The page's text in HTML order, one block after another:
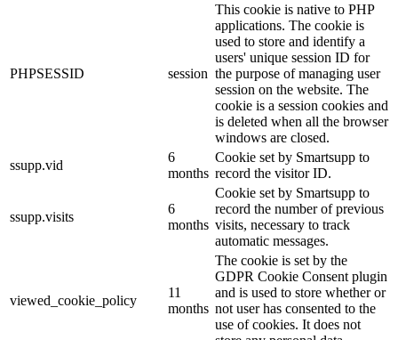
PHPSESSID session
This cookie is native to PHP
applications. The cookie is
used to store and identify a
users' unique session ID for
the purpose of managing user
session on the website. The
cookie is a session cookies and
is deleted when all the browser
windows are closed.
ssupp.vid
6
months
Cookie set by Smartsupp to
record the visitor ID.
ssupp.visits
6
months
Cookie set by Smartsupp to
record the number of previous
visits, necessary to track
automatic messages.
viewed_cookie_policy
11
months
The cookie is set by the
GDPR Cookie Consent plugin
and is used to store whether or
not user has consented to the
use of cookies. It does not